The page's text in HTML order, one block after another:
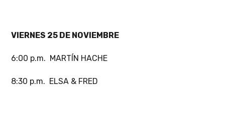
VIERNES 25 DE NOVIEMBRE
6:00 p.m. MARTÍN HACHE
8:30 p.m. ELSA & FRED